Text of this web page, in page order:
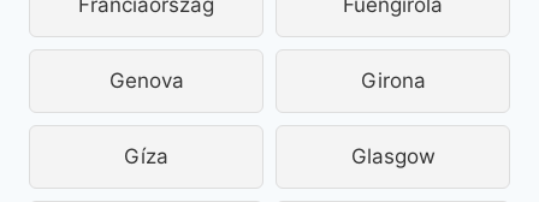
Genova Girona
Gíza Glasgow